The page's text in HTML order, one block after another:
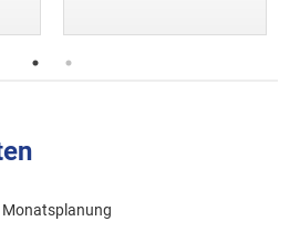
Monatsplanung